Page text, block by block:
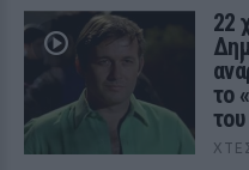
22
το